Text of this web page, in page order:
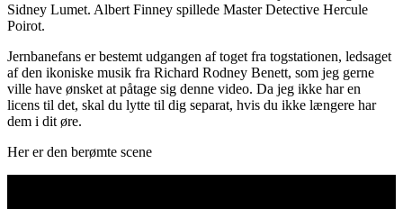
Sidney Lumet. Albert Finney spillede Master Detective Hercule
Poirot.
Jernbanefans er bestemt udgangen af ​​toget fra togstationen, ledsaget
af den ikoniske musik fra Richard Rodney Benett, som jeg gerne
ville have ønsket at påtage sig denne video. Da jeg ikke har en
licens til det, skal du lytte til dig separat, hvis du ikke længere har
dem i dit øre.
Her er den berømte scene